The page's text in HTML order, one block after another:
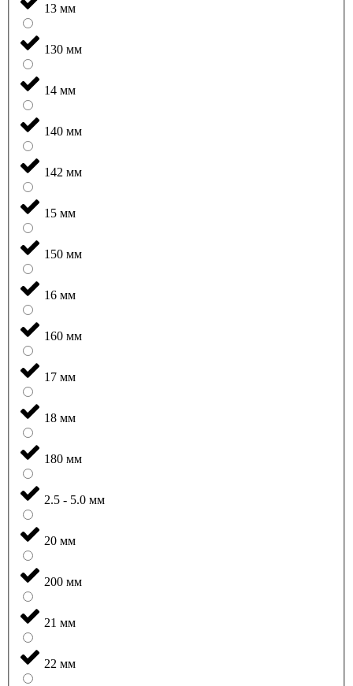
13 мм
130 мм
14 мм
140 мм
142 мм
15 мм
150 мм
16 мм
160 мм
17 мм
18 мм
180 мм
2.5 - 5.0 мм
20 мм
200 мм
21 мм
22 мм